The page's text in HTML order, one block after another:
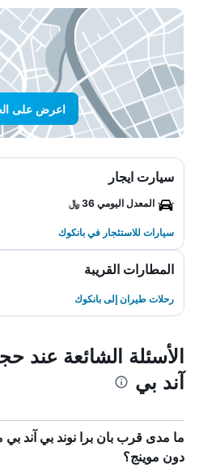
اعرض على
سيارت ايجار
المعدل اليومي 36 ﷼
سيارات للاستئجار في بانكوك
المطارات القريبة
رحلات طيران إلى بانكوك
الأسئلة الشائعة عند
آند بي
ما مدى قرب بان برا نوند بي آند
دون موينج؟